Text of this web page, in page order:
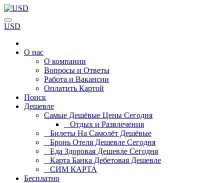
USD
О нас
О компании
Вопросы и Ответы
Работа и Вакансии
Оплатить Картой
Поиск
Дешевле
Самые Дешёвые Цены Сегодня
Отдых и Развлечения
Билеты На Самолёт Дешёвые
Бронь Отеля Дешевле Сегодня
Еда Здоровая Дешевле Сегодня
Карта Банка Дебетовая Дешевле
СИМ КАРТА
Бесплатно